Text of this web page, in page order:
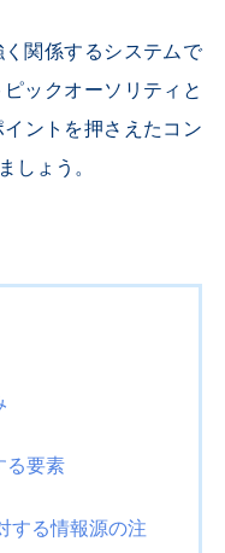
関係するシステムで
ックオーソリティと
ントを押さえたコン
しょう。
る要素
する情報源の注